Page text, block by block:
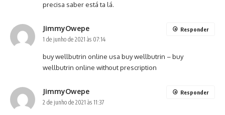
precisa saber está ta lá.
JimmyOwepe
1 de junho de 2021 às 07:14
buy wellbutrin online usa buy wellbutrin – buy
wellbutrin online without prescription
Responder
JimmyOwepe
2 de junho de 2021 às 11:37
Responder